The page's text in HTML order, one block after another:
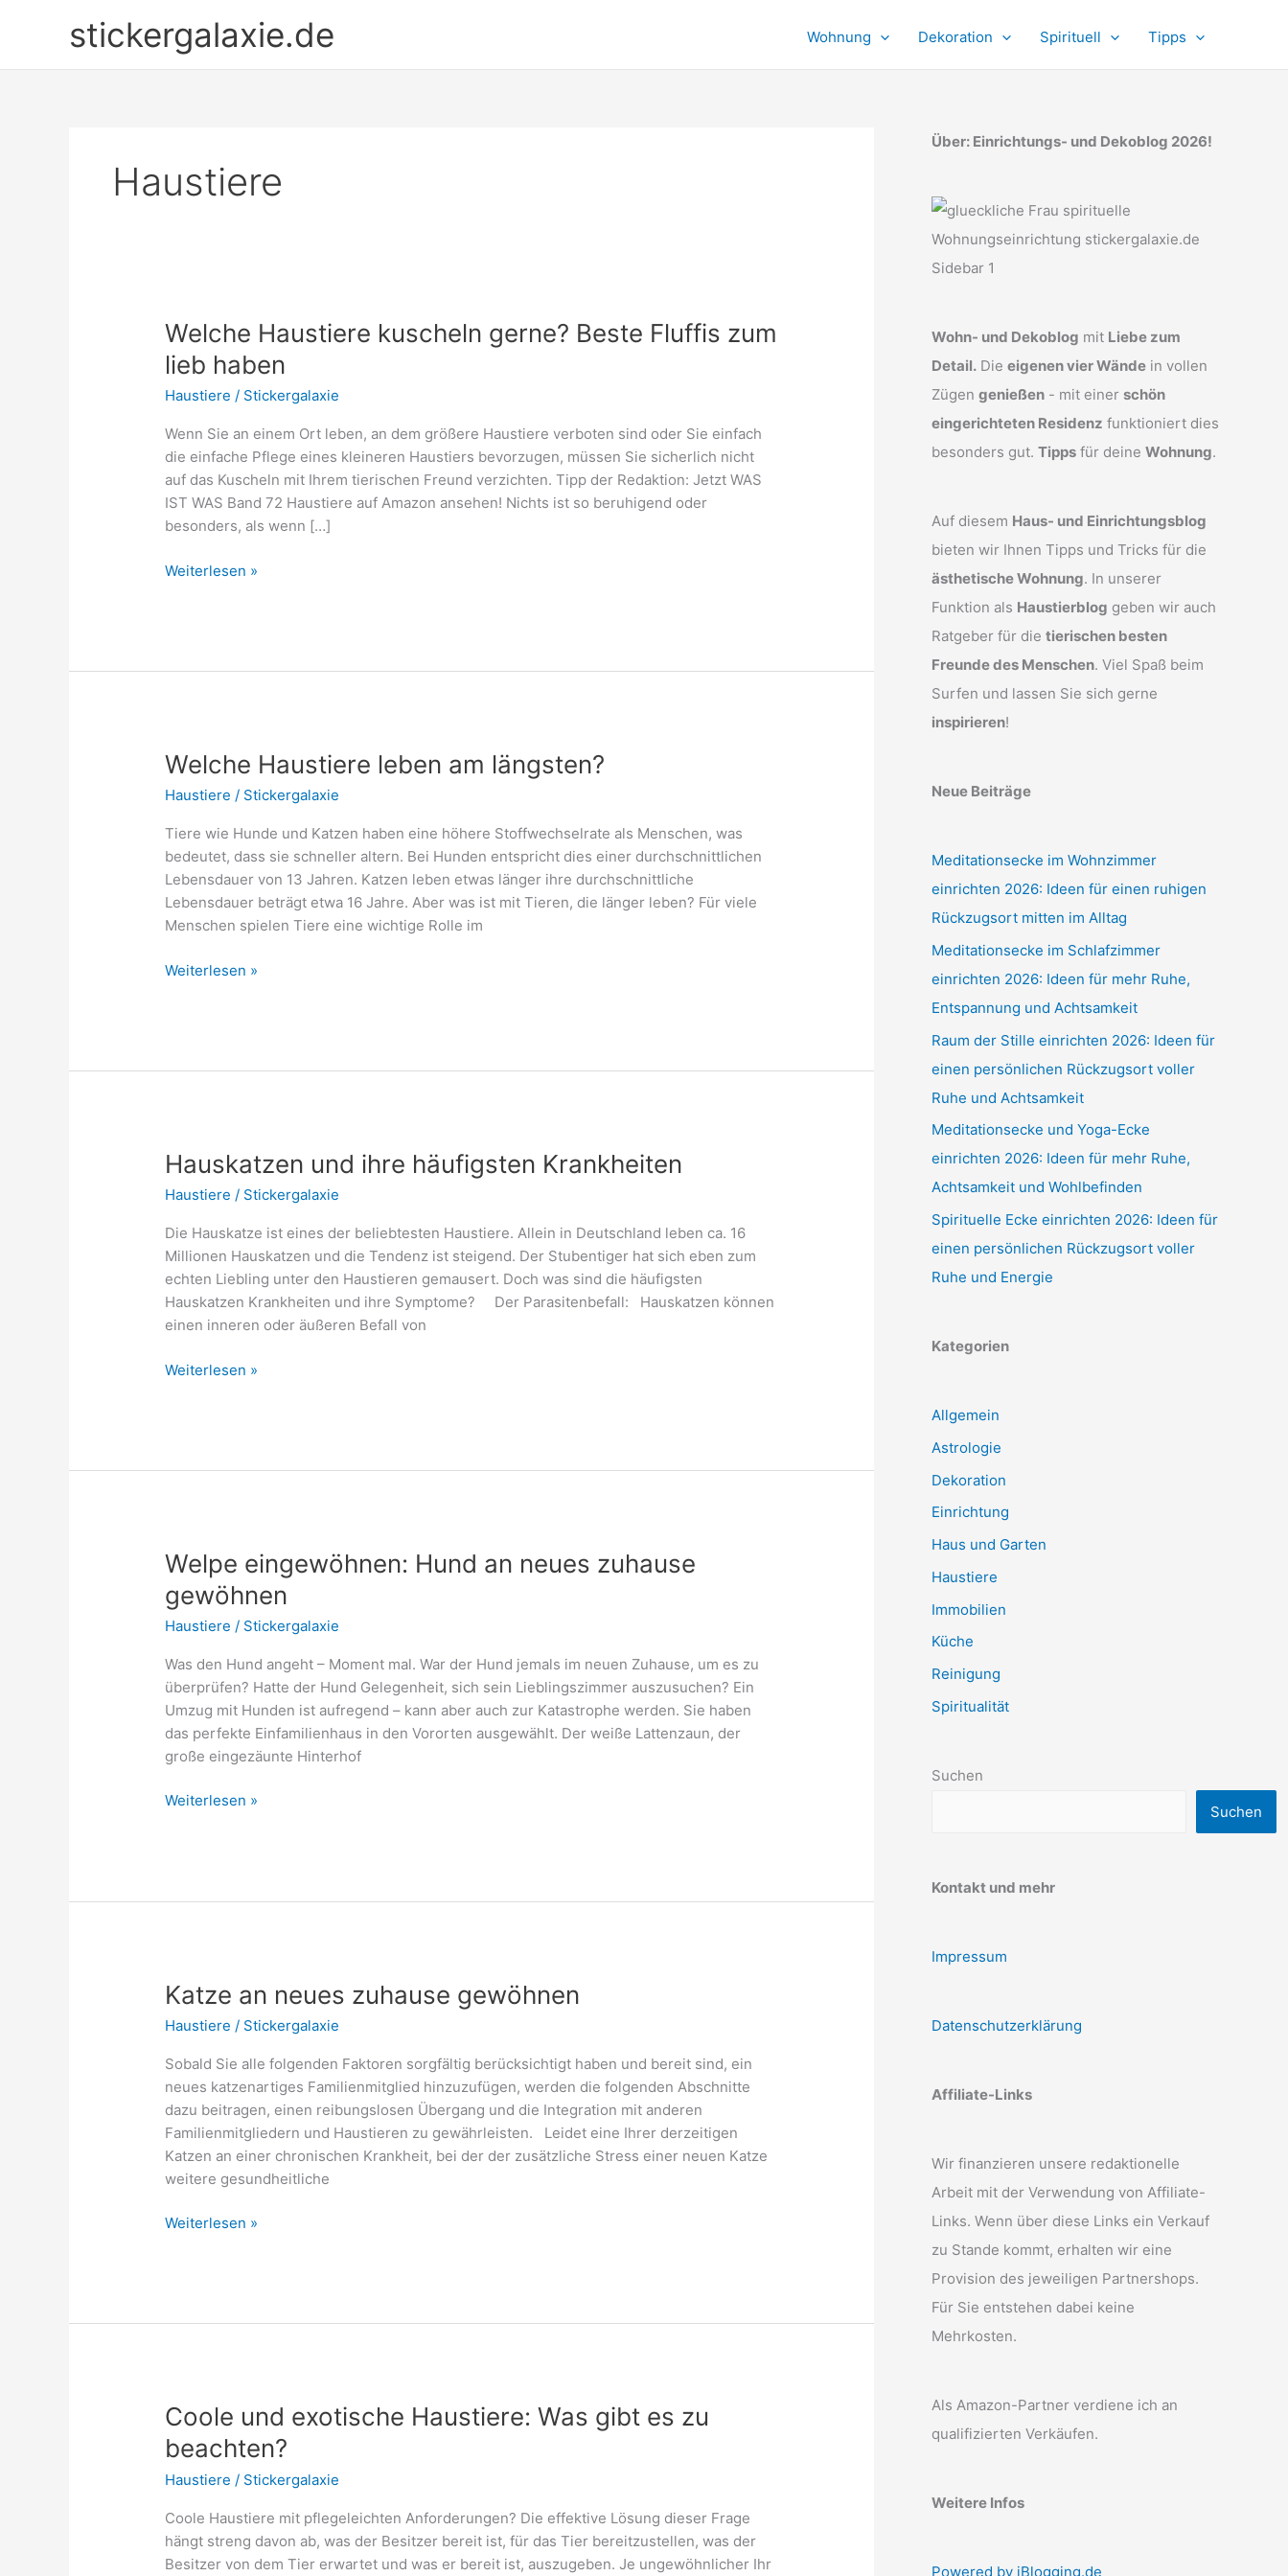
stickergalaxie.de Wohnung Dekoration Spirituell Tipps
Haustiere
Welche Haustiere kuscheln gerne? Beste Fluffis zum
lieb haben
Haustiere / Stickergalaxie
Wenn Sie an einem Ort leben, an dem größere Haustiere verboten sind oder Sie einfach
die einfache Pflege eines kleineren Haustiers bevorzugen, müssen Sie sicherlich nicht
auf das Kuscheln mit Ihrem tierischen Freund verzichten. Tipp der Redaktion: Jetzt WAS
IST WAS Band 72 Haustiere auf Amazon ansehen! Nichts ist so beruhigend oder
besonders, als wenn […]
Welche
haben
Weiterlesen »
Welche Haustiere leben am längsten?
Haustiere / Stickergalaxie
Tiere wie Hunde und Katzen haben eine höhere Stoffwechselrate als Menschen, was
bedeutet, dass sie schneller altern. Bei Hunden entspricht dies einer durchschnittlichen
Lebensdauer von 13 Jahren. Katzen leben etwas länger ihre durchschnittliche
Lebensdauer beträgt etwa 16 Jahre. Aber was ist mit Tieren, die länger leben? Für viele
Menschen spielen Tiere eine wichtige Rolle im
Welche
Weiterlesen »
Hauskatzen und ihre häufigsten Krankheiten
Haustiere / Stickergalaxie
Die Hauskatze ist eines der beliebtesten Haustiere. Allein in Deutschland leben ca. 16
Millionen Hauskatzen und die Tendenz ist steigend. Der Stubentiger hat sich eben zum
echten Liebling unter den Haustieren gemausert. Doch was sind die häufigsten
Hauskatzen Krankheiten und ihre Symptome? Der Parasitenbefall: Hauskatzen können
einen inneren oder äußeren Befall von
Hauskatzen
Weiterlesen »
Welpe eingewöhnen: Hund an neues zuhause
gewöhnen
Haustiere / Stickergalaxie
Was den Hund angeht – Moment mal. War der Hund jemals im neuen Zuhause, um es zu
überprüfen? Hatte der Hund Gelegenheit, sich sein Lieblingszimmer auszusuchen? Ein
Umzug mit Hunden ist aufregend – kann aber auch zur Katastrophe werden. Sie haben
das perfekte Einfamilienhaus in den Vororten ausgewählt. Der weiße Lattenzaun, der
große eingezäunte Hinterhof
Welpe
Weiterlesen »
Katze an neues zuhause gewöhnen
Haustiere / Stickergalaxie
Sobald Sie alle folgenden Faktoren sorgfältig berücksichtigt haben und bereit sind, ein
neues katzenartiges Familienmitglied hinzuzufügen, werden die folgenden Abschnitte
dazu beitragen, einen reibungslosen Übergang und die Integration mit anderen
Familienmitgliedern und Haustieren zu gewährleisten. Leidet eine Ihrer derzeitigen
Katzen an einer chronischen Krankheit, bei der der zusätzliche Stress einer neuen Katze
weitere gesundheitliche
Katze
Weiterlesen »
Coole und exotische Haustiere: Was gibt es zu
beachten?
Haustiere / Stickergalaxie
Coole Haustiere mit pflegeleichten Anforderungen? Die effektive Lösung dieser Frage
hängt streng davon ab, was der Besitzer bereit ist, für das Tier bereitzustellen, was der
Besitzer von dem Tier erwartet und was er bereit ist, auszugeben. Je ungewöhnlicher Ihr
Über: Einrichtungs- und Dekoblog 2026!
Wohn- und Dekoblog mit Liebe zum
Detail. Die eigenen vier Wände in vollen
Zügen genießen - mit einer schön
eingerichteten Residenz funktioniert dies
besonders gut. Tipps für deine Wohnung.
Auf diesem Haus- und Einrichtungsblog
bieten wir Ihnen Tipps und Tricks für die
ästhetische Wohnung. In unserer
Funktion als Haustierblog geben wir auch
Ratgeber für die tierischen besten
Freunde des Menschen. Viel Spaß beim
Surfen und lassen Sie sich gerne
inspirieren!
Neue Beiträge
Meditationsecke im Wohnzimmer
einrichten 2026: Ideen für einen ruhigen
Rückzugsort mitten im Alltag
Meditationsecke im Schlafzimmer
einrichten 2026: Ideen für mehr Ruhe,
Entspannung und Achtsamkeit
Raum der Stille einrichten 2026: Ideen für
einen persönlichen Rückzugsort voller
Ruhe und Achtsamkeit
Meditationsecke und Yoga-Ecke
einrichten 2026: Ideen für mehr Ruhe,
Achtsamkeit und Wohlbefinden
Spirituelle Ecke einrichten 2026: Ideen für
einen persönlichen Rückzugsort voller
Ruhe und Energie
Kategorien
Allgemein
Astrologie
Dekoration
Einrichtung
Haus und Garten
Haustiere
Immobilien
Küche
Reinigung
Spiritualität
Suchen
Suchen
Kontakt und mehr
Impressum
Datenschutzerklärung
Affiliate-Links
Wir finanzieren unsere redaktionelle
Arbeit mit der Verwendung von Affiliate-
Links. Wenn über diese Links ein Verkauf
zu Stande kommt, erhalten wir eine
Provision des jeweiligen Partnershops.
Für Sie entstehen dabei keine
Mehrkosten.
Als Amazon-Partner verdiene ich an
qualifizierten Verkäufen.
Weitere Infos
Powered by iBlogging.de